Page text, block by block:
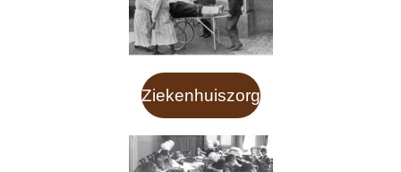
Ziekenhuiszorg